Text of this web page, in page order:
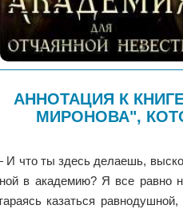
АННОТАЦИЯ К
МИРОНОВА",
что ты здесь делаешь,
в академию? Я все равно
казаться